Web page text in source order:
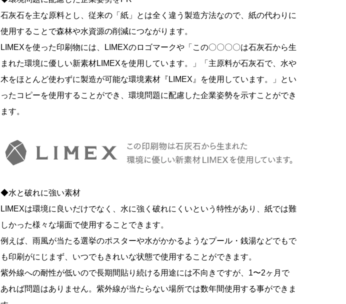
石灰石を主な原料とし、従来の「紙」とは全く違う製造方法なので、紙の代わりに
使用することで森林や水資源の削減につながります。
LIMEXを使った印刷物には、LIMEXのロゴマークや「この〇〇〇〇は石灰石から生
まれた環境に優しい新素材LIMEXを使用しています。」「主原料が石灰石で、水や
木をほとんど使わずに製造が可能な環境素材『LIMEX』を使用しています。」とい
ったコピーを使用することができ、環境問題に配慮した企業姿勢を示すことができ
ます。
◆水と破れに強い素材
LIMEXは環境に良いだけでなく、水に強く破れにくいという特性があり、紙では難
しかった様々な場面で使用することできます。
例えば、雨風が当たる選挙のポスターや水がかかるようなプール・銭湯などでもで
も印刷がにじまず、いつでもきれいな状態で使用することができます。
紫外線への耐性が低いので長期間貼り続ける用途には不向きですが、1〜2ヶ月で
あれば問題はありません。紫外線が当たらない場所では数年間使用する事ができま